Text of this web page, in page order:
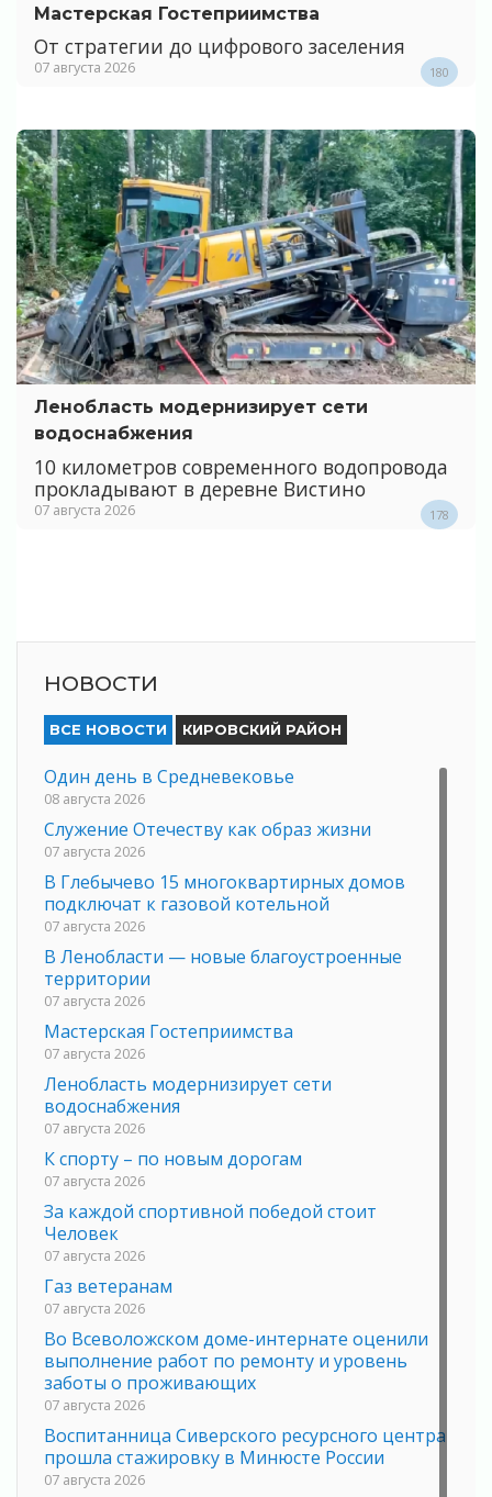
Мастерская Гостеприимства
От стратегии до цифрового заселения
07 августа 2026 180
Ленобласть модернизирует сети
водоснабжения
10 километров современного водопровода
прокладывают в деревне Вистино
07 августа 2026 178
НОВОСТИ
ВСЕ НОВОСТИ КИРОВСКИЙ РАЙОН
Один день в Средневековье
08 августа 2026
Служение Отечеству как образ жизни
07 августа 2026
В Глебычево 15 многоквартирных домов
подключат к газовой котельной
07 августа 2026
В Ленобласти — новые благоустроенные
территории
07 августа 2026
Мастерская Гостеприимства
07 августа 2026
Ленобласть модернизирует сети
водоснабжения
07 августа 2026
К спорту – по новым дорогам
07 августа 2026
За каждой спортивной победой стоит
Человек
07 августа 2026
Газ ветеранам
07 августа 2026
Во Всеволожском доме-интернате оценили
выполнение работ по ремонту и уровень
заботы о проживающих
07 августа 2026
Воспитанница Сиверского ресурсного центра
прошла стажировку в Минюсте России
07 августа 2026